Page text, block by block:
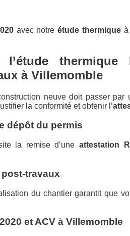
avec notreétude thermiqueà
thermique
à Villemomble
neuve doit passer
la conformité et obtenir l’
dépôt du permis
la remise d’uneattestation
travaux
du chantier garantit que
et ACV à Villemomble